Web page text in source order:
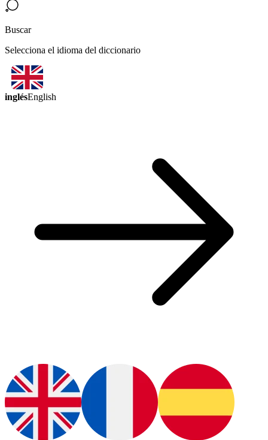
Buscar
Selecciona el idioma del diccionario
inglésEnglish